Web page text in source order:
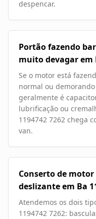
despencar.
Portão fazendo
muito devagar em
Se o motor está
normal ou
geralmente é
lubrificação ou
1194742 7262 chega
van.
Conserto de
deslizante em Ba
Atendemos os dois
1194742 7262: